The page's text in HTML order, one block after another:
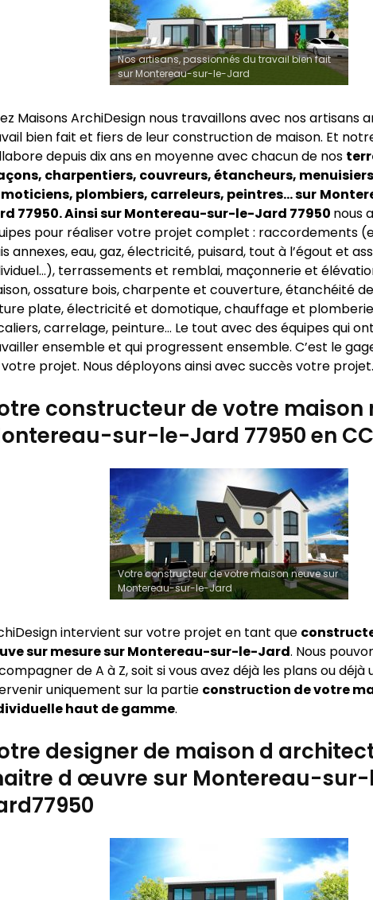
Nos artisans, passionnés du travail bien fait
sur Montereau-sur-le-Jard
Maisons ArchiDesign nous travaillons avec nos artisans
bien fait et fiers de leur construction de maison. Et
depuis dix ans en moyenne avec chacun de nos
charpentiers, couvreurs, étancheurs,
plombiers, carreleurs, peintres… sur
77950. Ainsi sur Montereau-sur-le-Jard 77950 nous
pour réaliser votre projet complet : raccordements
annexes, eau, gaz, électricité, puisard, tout à l’égout et
terrassements et remblai, maçonnerie et
ossature bois, charpente et couverture, étanchéité
plate, électricité et domotique, chauffage et
carrelage, peinture… Le tout avec des équipes qui
ensemble et qui progressent ensemble. C’est le
projet. Nous déployons ainsi avec succès votre projet.
constructeur de votre maison
sur-le-Jard 77950 en
Votre constructeur de votre maison neuve sur
Montereau-sur-le-Jard
intervient sur votre projet en tant que
sur mesure surMontereau-sur-le-Jard. Nous
de A à Z, soit si vous avez déjà les plans ou déjà
uniquement sur la partie construction de votre
haut de gamme.
designer de maison d
d œuvre sur Montereau-